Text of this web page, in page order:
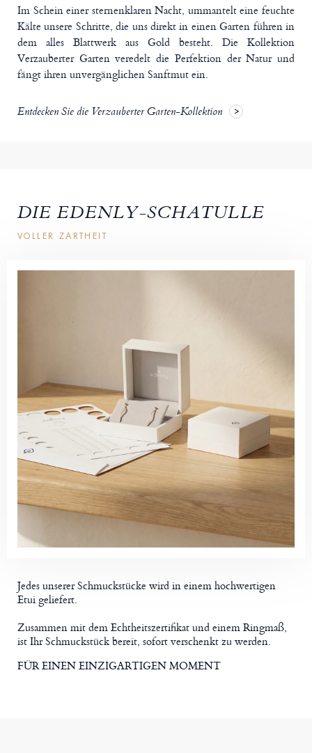
Im Schein einer sternenklaren Nacht, ummantelt eine feuchte
Kälte unsere Schritte, die uns direkt in einen Garten führen in
dem alles Blattwerk aus Gold besteht. Die Kollektion
Verzauberter Garten veredelt die Perfektion der Natur und
fängt ihren unvergänglichen Sanftmut ein.
Entdecken Sie die Verzauberter Garten-Kollektion
DIE EDENLY-SCHATULLE
VOLLER ZARTHEIT
Jedes unserer Schmuckstücke wird in einem hochwertigen
Etui geliefert.
Zusammen mit dem Echtheitszertifikat und einem Ringmaß,
ist Ihr Schmuckstück bereit, sofort verschenkt zu werden.
FÜR EINEN EINZIGARTIGEN MOMENT